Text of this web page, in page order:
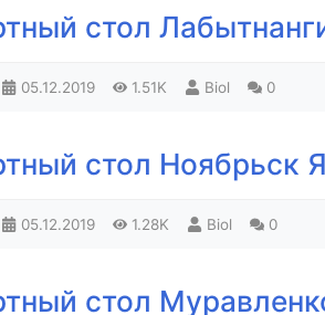
стол
05.12.2019 1.51K Biol 0
стол Ноябрьск
05.12.2019 1.28K Biol 0
стол